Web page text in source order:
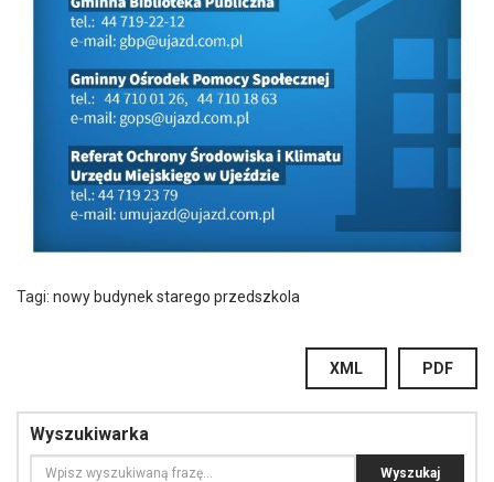
Tagi: nowy budynek starego przedszkola
PDF
XML
Wyszukiwarka